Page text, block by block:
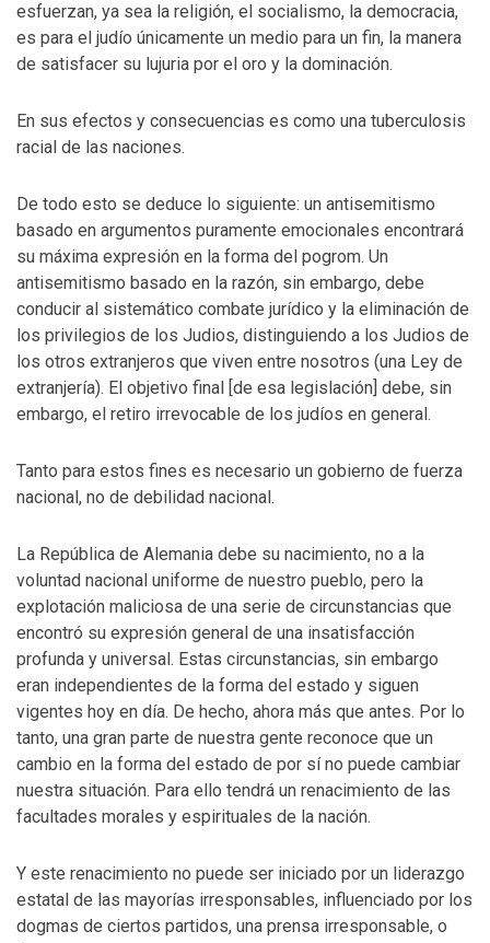
esfuerzan, ya sea la religión, el socialismo, la democracia,
es para el judío únicamente un medio para un fin, la manera
de satisfacer su lujuria por el oro y la dominación.
En sus efectos y consecuencias es como una tuberculosis
racial de las naciones.
De todo esto se deduce lo siguiente: un antisemitismo
basado en argumentos puramente emocionales encontrará
su máxima expresión en la forma del pogrom. Un
antisemitismo basado en la razón, sin embargo, debe
conducir al sistemático combate jurídico y la eliminación de
los privilegios de los Judios, distinguiendo a los Judios de
los otros extranjeros que viven entre nosotros (una Ley de
extranjería). El objetivo final [de esa legislación] debe, sin
embargo, el retiro irrevocable de los judíos en general.
Tanto para estos fines es necesario un gobierno de fuerza
nacional, no de debilidad nacional.
La República de Alemania debe su nacimiento, no a la
voluntad nacional uniforme de nuestro pueblo, pero la
explotación maliciosa de una serie de circunstancias que
encontró su expresión general de una insatisfacción
profunda y universal. Estas circunstancias, sin embargo
eran independientes de la forma del estado y siguen
vigentes hoy en día. De hecho, ahora más que antes. Por lo
tanto, una gran parte de nuestra gente reconoce que un
cambio en la forma del estado de por sí no puede cambiar
nuestra situación. Para ello tendrá un renacimiento de las
facultades morales y espirituales de la nación.
Y este renacimiento no puede ser iniciado por un liderazgo
estatal de las mayorías irresponsables, influenciado por los
dogmas de ciertos partidos, una prensa irresponsable, o